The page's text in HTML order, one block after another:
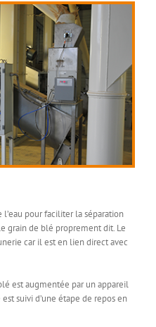
l’eau pour faciliter la séparation
grain de blé proprement dit. Le
car il est en lien direct avec
est augmentée par un appareil
suivi d’une étape de repos en